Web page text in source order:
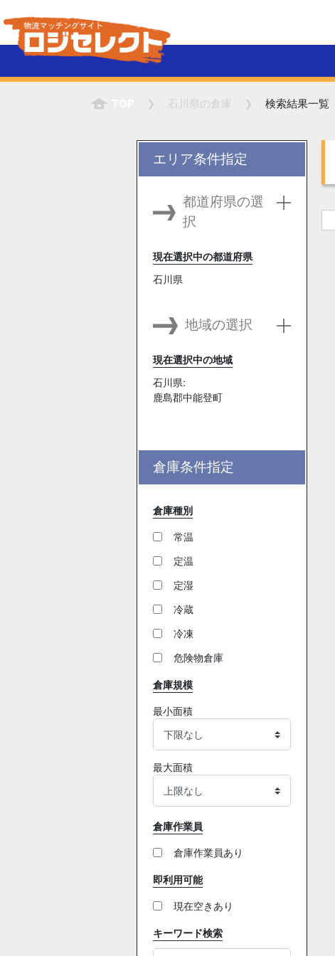
石川県の倉庫 検索結果一覧
エリア条件指定
都道府県の選
択
現在選択中の都道府県
石川県
地域の選択
現在選択中の地域
石川県:
鹿島郡中能登町
倉庫条件指定
倉庫種別
常温
定温
定湿
冷蔵
冷凍
危険物倉庫
倉庫規模
最小面積
最大面積
倉庫作業員
倉庫作業員あり
即利用可能
現在空きあり
キーワード検索